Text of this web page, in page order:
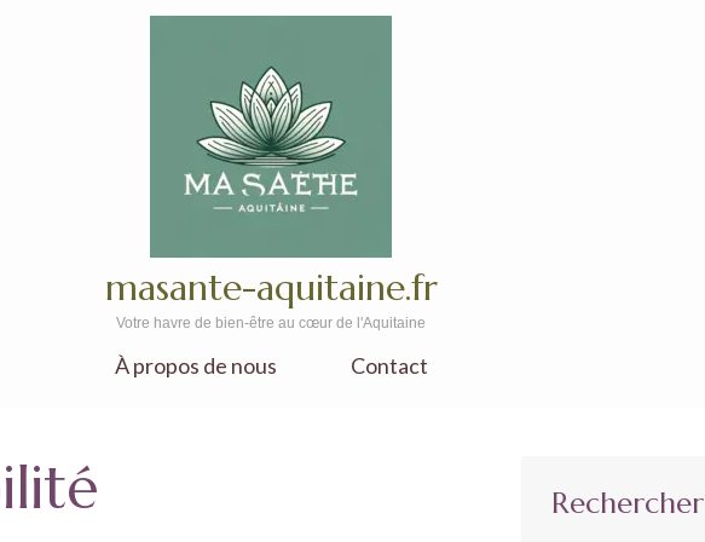
masante-aquitaine.fr
Votre havre de bien-être au cœur de l'Aquitaine
À propos de nous Contact
Rechercher